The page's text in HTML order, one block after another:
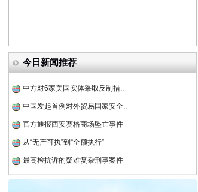
今日新闻推荐
四川省公安厅征集新型黑恶违法..
中方对6家美国实体采取反制措..
中国发起首例对外贸易国家安全..
官方通报西安赛格商场坠亡事件
从“无产可执”到“全额执行”
最高检抗诉的疑难复杂刑事案件
事故致5死1伤，四川省安委会挂..
近期涉私家车群死群伤事故多发..